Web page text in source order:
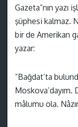
Gazeta”nın yazı
şüphesi kalmaz.
bir de Amerikan
yazar:
“Bağdat’ta
Moskova’dayım.
mâlumu ola.